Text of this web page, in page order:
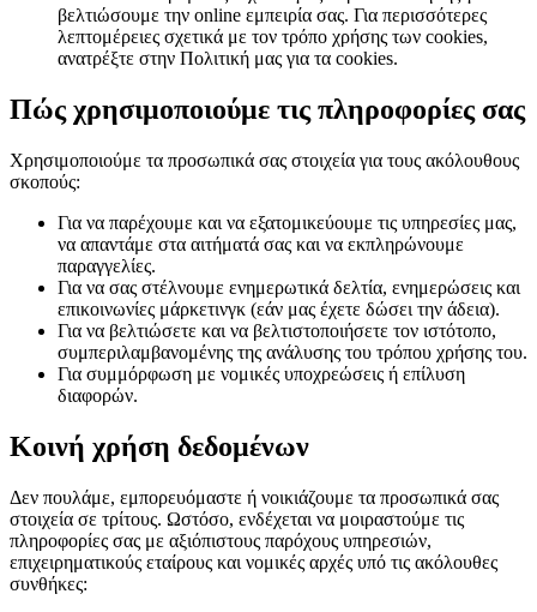
βελτιώσουμε την online εμπειρία σας. Για περισσότερες
λεπτομέρειες σχετικά με τον τρόπο χρήσης των cookies,
ανατρέξτε στην Πολιτική μας για τα cookies.
Πώς χρησιμοποιούμε τις πληροφορίες σας
Χρησιμοποιούμε τα προσωπικά σας στοιχεία για τους ακόλουθους
σκοπούς:
Για να παρέχουμε και να εξατομικεύουμε τις υπηρεσίες μας,
να απαντάμε στα αιτήματά σας και να εκπληρώνουμε
παραγγελίες.
Για να σας στέλνουμε ενημερωτικά δελτία, ενημερώσεις και
επικοινωνίες μάρκετινγκ (εάν μας έχετε δώσει την άδεια).
Για να βελτιώσετε και να βελτιστοποιήσετε τον ιστότοπο,
συμπεριλαμβανομένης της ανάλυσης του τρόπου χρήσης του.
Για συμμόρφωση με νομικές υποχρεώσεις ή επίλυση
διαφορών.
Κοινή χρήση δεδομένων
Δεν πουλάμε, εμπορευόμαστε ή νοικιάζουμε τα προσωπικά σας
στοιχεία σε τρίτους. Ωστόσο, ενδέχεται να μοιραστούμε τις
πληροφορίες σας με αξιόπιστους παρόχους υπηρεσιών,
επιχειρηματικούς εταίρους και νομικές αρχές υπό τις ακόλουθες
συνθήκες: